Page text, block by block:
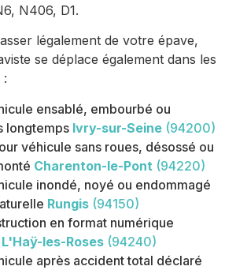
N406, D1.
légalement de votre épave,
se déplace également dans les
:
ensablé, embourbé ou
longtemps Ivry-sur-Seine (94200)
véhicule sans roues, désossé ou
Charenton-le-Pont (94220)
inondé, noyé ou endommagé
Rungis (94150)
en format numérique
L'Haÿ-les-Roses (94240)
après accident total déclaré